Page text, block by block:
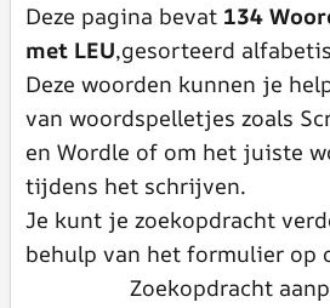
Deze pagina bevat 134
met LEU,gesorteerd
Deze woorden kunnen je
van woordspelletjes zoals
en Wordle of om het juiste
tijdens het schrijven.
Je kunt je zoekopdracht
behulp van het formulier op
Zoekopdracht